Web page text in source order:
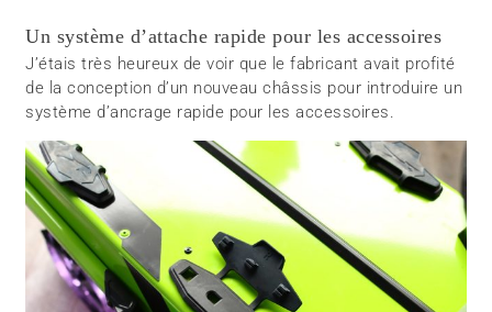
Un système d’attache rapide pour les accessoires
J’étais très heureux de voir que le fabricant avait profité
de la conception d’un nouveau châssis pour introduire un
système d’ancrage rapide pour les accessoires.